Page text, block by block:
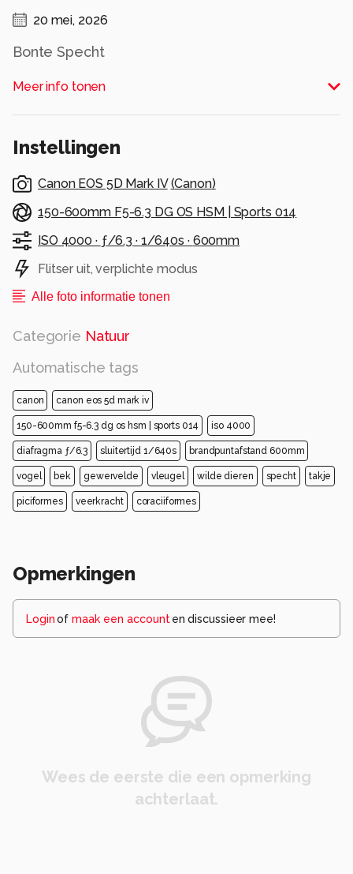
20 mei, 2026
Bonte Specht
Alle rechten voorbehouden
Meer info tonen
Instellingen
Canon EOS 5D Mark IV (Canon)
150-600mm F5-6.3 DG OS HSM | Sports 014
ISO 4000 · ƒ/6.3 · 1/640s · 600mm
Flitser uit, verplichte modus
Alle foto informatie tonen
Categorie Natuur
Automatische tags
canon canon eos 5d mark iv
150-600mm f5-6.3 dg os hsm | sports 014 iso 4000
diafragma ƒ/6.3 sluitertijd 1/640s brandpuntafstand 600mm
vogel bek gewervelde vleugel wilde dieren specht takje
piciformes veerkracht coraciiformes
Opmerkingen
Loginof maak een account en discussieer mee!
Wees de eerste die een opmerking
achterlaat.